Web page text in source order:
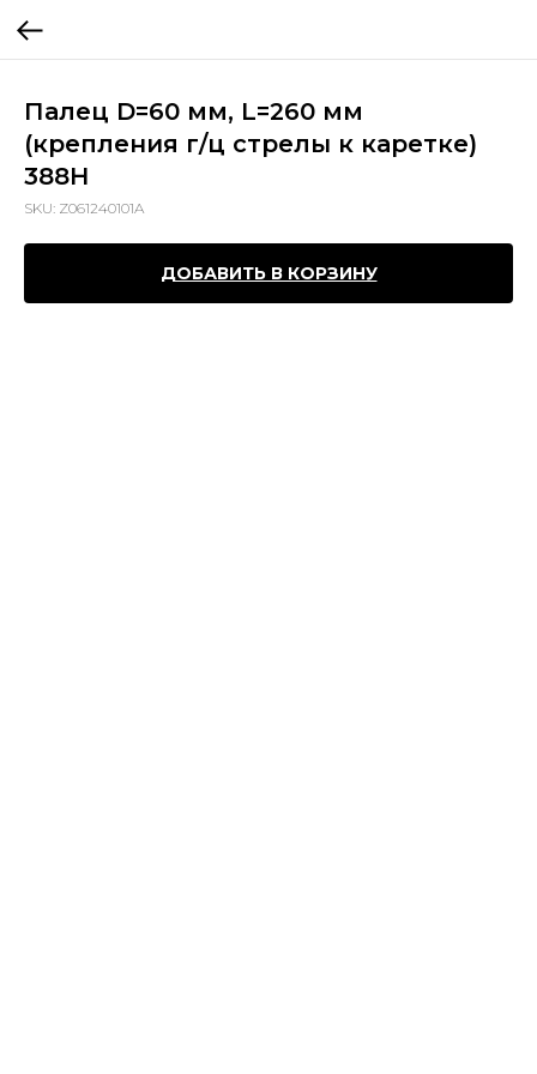
Палец D=60 мм, L=260 мм
(крепления г/ц стрелы к каретке)
388H
SKU: Z061240101A
ДОБАВИТЬ В КОРЗИНУ